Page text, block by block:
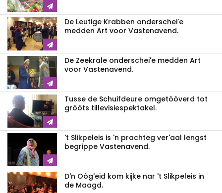
De Leutige Krabben onderschei'e
medden Art voor Vastenavend.
De Zeekrale onderschei'e medden Art
voor Vastenavend.
Tusse de Schuifdeure omgetòòverd tot
gròòts tillevisiespektakel.
't Slikpeleis is 'n prachteg ver'aal lengst
begrippe Vastenavend.
D'n Oòg'eid kom kijke nar 't Slikpeleis in
de Maagd.